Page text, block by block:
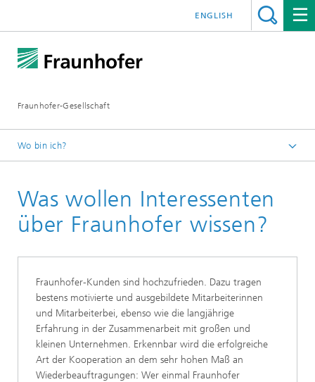
Fraunhofer-Gesellschaft
ENGLISH
Wo bin ich?
Für Kunden und Partner
Was wollen Interessenten
über Fraunhofer wissen?
Fraunhofer-Kunden sind hochzufrieden. Dazu tragen
bestens motivierte und ausgebildete Mitarbeiterinnen
und Mitarbeiterbei, ebenso wie die langjährige
Erfahrung in der Zusammenarbeit mit großen und
kleinen Unternehmen. Erkennbar wird die erfolgreiche
Art der Kooperation an dem sehr hohen Maß an
Wiederbeauftragungen: Wer einmal Fraunhofer